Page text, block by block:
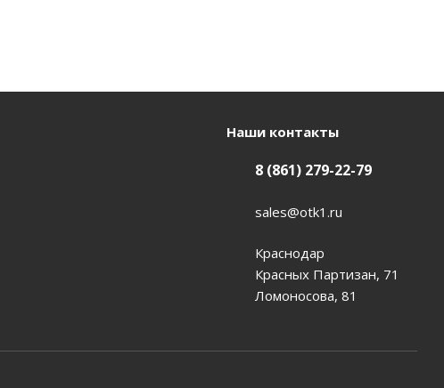
Наши контакты
8 (861) 279-22-79
sales@otk1.ru
Краснодар
Красных Партизан, 71
Ломоносова, 81